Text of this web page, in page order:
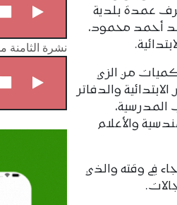
عمدة بلدية
أحمد محمود،
من الزي
والدفاتر
المدرسية،
والأعلام
في وقته والذي
نشرة الثامنة مساء / 26